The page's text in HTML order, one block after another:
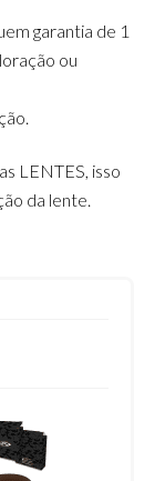
garantia de 1
ou
LENTES, isso
da lente.